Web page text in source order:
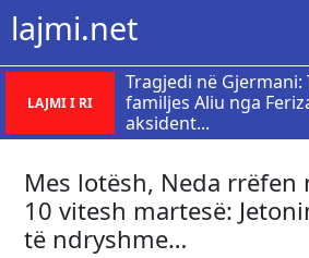
lajmi.net
LAJMI I RI
Tragjedi në Gjermani:
familjes Aliu nga
aksident...
Mes lotësh, Neda rrëfen
10 vitesh martesë:
të ndryshme…